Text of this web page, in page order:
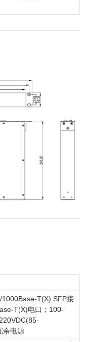
T(X) SFP接
T(X)电口；100-
余电源